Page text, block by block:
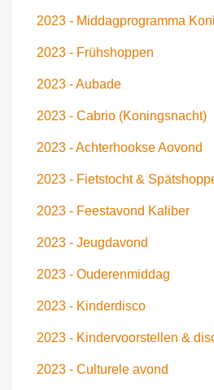
2023 - Middagprogramma
2023 - Frühshoppen
2023 - Aubade
2023 - Cabrio (Koningsnacht)
2023 - Achterhookse Aovond
2023 - Fietstocht &
2023 - Feestavond Kaliber
2023 - Jeugdavond
2023 - Ouderenmiddag
2023 - Kinderdisco
2023 - Kindervoorstellen &
2023 - Culturele avond